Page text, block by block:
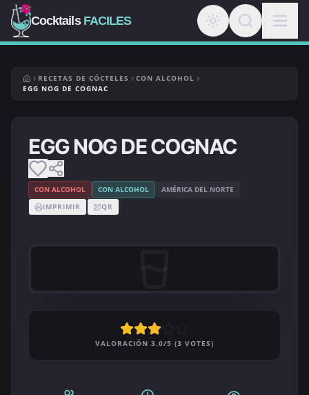
Cocktails FACILES
RECETAS DE CÓCTELES
CON ALCOHOL
EGG NOG DE COGNAC
EGG NOG DE COGNAC
CON ALCOHOL CON ALCOHOL
AMÉRICA DEL NORTE
IMPRIMIR
QR
VALORACIÓN 3.0/5 (3 VOTES)